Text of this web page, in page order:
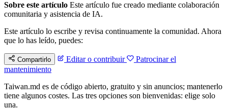
Sobre este artículo Este artículo fue creado mediante colaboración
comunitaria y asistencia de IA.
Este artículo lo escribe y revisa continuamente la comunidad. Ahora
que lo has leído, puedes:
Compartirlo Editar o contribuir
Patrocinar el
mantenimiento
Taiwan.md es de código abierto, gratuito y sin anuncios; mantenerlo
tiene algunos costes. Las tres opciones son bienvenidas: elige solo
una.